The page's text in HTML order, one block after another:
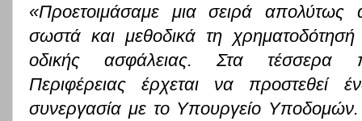
«Προετοιμάσαμε μια σειρά απολύτως
σωστά και μεθοδικά τη
οδικής ασφάλειας. Στα τέσσερα
Περιφέρειας έρχεται να προστεθεί
συνεργασία με το Υπουργείο